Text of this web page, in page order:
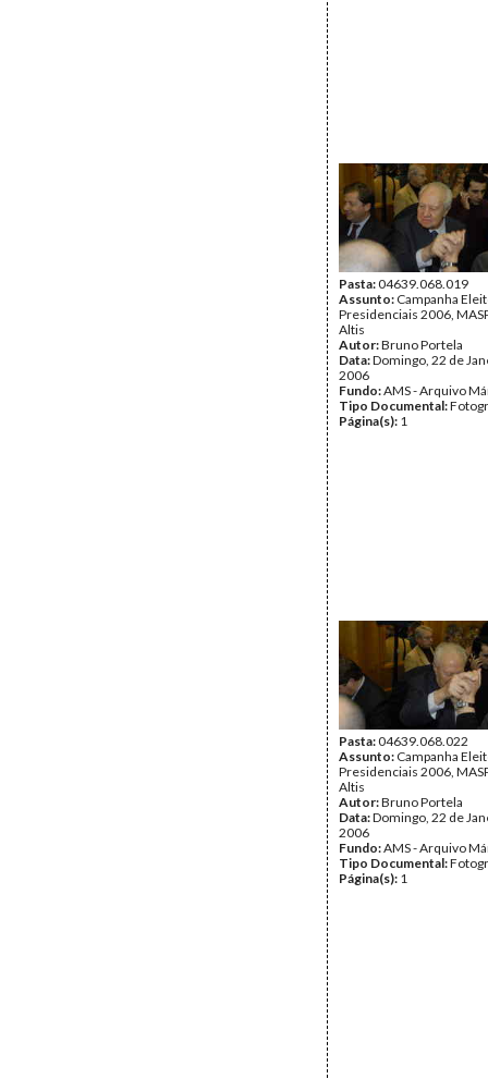
Pasta:04639.068.019
Assunto: Campanha
Presidenciais 2006,
Altis
Autor:Bruno Portela
Data:Domingo, 22 de
2006
Fundo:AMS - Arquivo
Tipo Documental:
Página(s): 1
Pasta:04639.068.022
Assunto: Campanha
Presidenciais 2006,
Altis
Autor:Bruno Portela
Data:Domingo, 22 de
2006
Fundo:AMS - Arquivo
Tipo Documental:
Página(s): 1